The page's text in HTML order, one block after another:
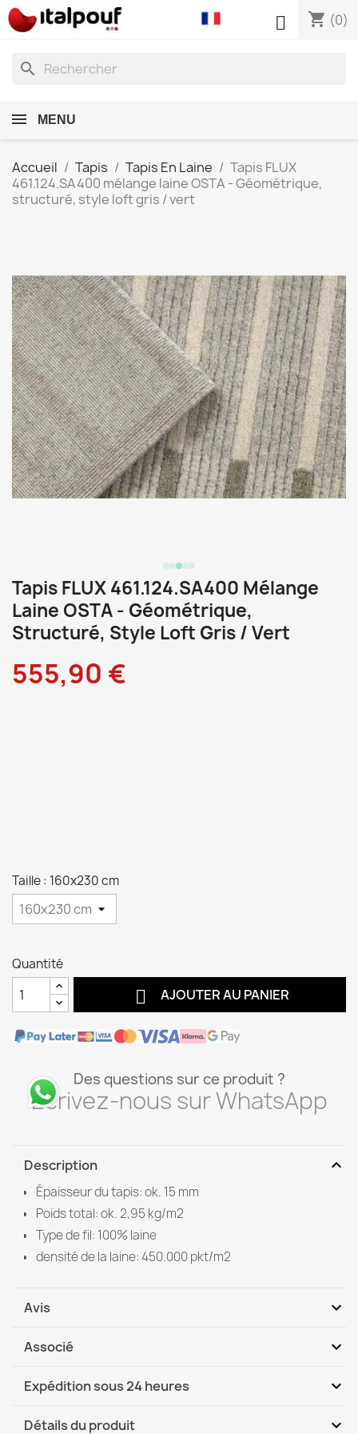
shopping_cart (0)

search
MENU
Accueil Tapis Tapis En Laine
Tapis FLUX
461.124.SA400 mélange laine OSTA - Géométrique,
structuré, style loft gris / vert
Tapis FLUX 461.124.SA400 Mélange
Laine OSTA - Géométrique,
Structuré, Style Loft Gris / Vert
555,90 €
Taille : 160x230 cm
Quantité
 AJOUTER AU PANIER
Des questions sur ce produit ?
Écrivez-nous sur WhatsApp
Description expand_more
Épaisseur du tapis: ok. 15 mm
Poids total: ok. 2,95 kg/m2
Type de fil: 100% laine
densité de la laine: 450.000 pkt/m2
Avis expand_more
Associé expand_more
Expédition sous 24 heures expand_more
DHL / GLS International
Détails du produit expand_more